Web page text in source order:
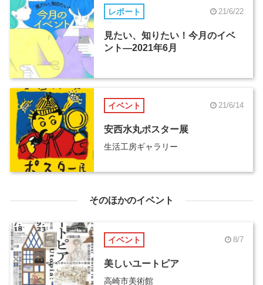
レポート 21/6/22
見たい、知りたい！今月のイベ
ント―2021年6月
イベント 21/6/14
安西水丸ポスター展
生活工房ギャラリー
そのほかのイベント
イベント 8/7
美しいユートピア
高崎市美術館